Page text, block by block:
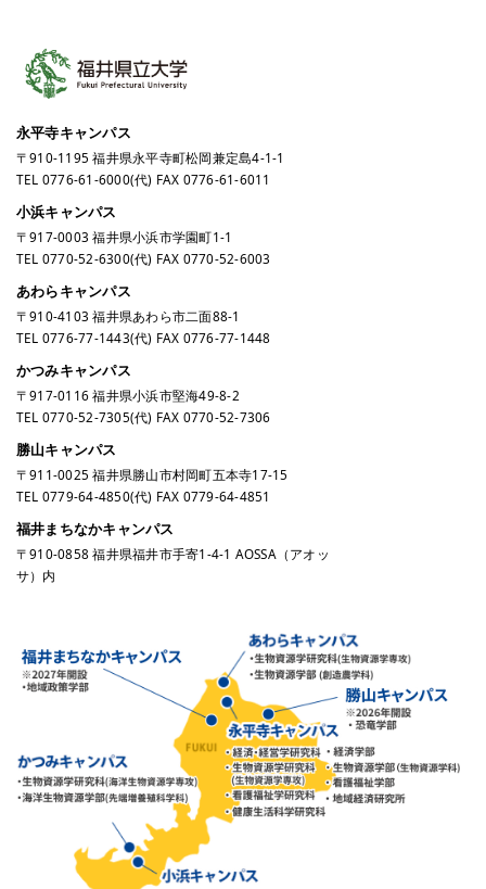
永平寺キャンパス
〒910-1195 福井県永平寺町松岡兼定島4-1-1
TEL 0776-61-6000(代) FAX 0776-61-6011
小浜キャンパス
〒917-0003 福井県小浜市学園町1-1
TEL 0770-52-6300(代) FAX 0770-52-6003
あわらキャンパス
〒910-4103 福井県あわら市二面88-1
TEL 0776-77-1443(代) FAX 0776-77-1448
かつみキャンパス
〒917-0116 福井県小浜市堅海49-8-2
TEL 0770-52-7305(代) FAX 0770-52-7306
勝山キャンパス
〒911-0025 福井県勝山市村岡町五本寺17-15
TEL 0779-64-4850(代) FAX 0779-64-4851
福井まちなかキャンパス
〒910-0858 福井県福井市手寄1-4-1 AOSSA（アオッ
サ）内